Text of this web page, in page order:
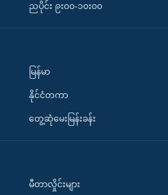
ညပိုင်း ၉း၀၀-၁၀း၀၀
မြန်မာ
နိုင်ငံတကာ
တွေ့ဆုံမေးမြန်းခန်း
မီတာလှိုင်းများ